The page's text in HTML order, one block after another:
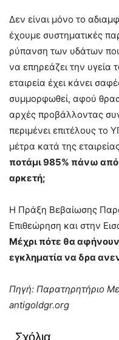
Δεν είναι μόνο το
έχουμε συστηματικές
ρύπανση των υδάτων
να επηρεάζει την υγεία
εταιρεία έχει κάνει
συμμορφωθεί, αφού
αρχές προβάλλοντας
περιμένει επιτέλους το
μέτρα κατά της
ποτάμι 985% πάνω από
αρκετή;
Η Πράξη Βεβαίωσης
Επιθεώρηση και στην
Μέχρι πότε θα
εγκληματία να δρα
Πηγή: Παρατηρητήριο
antigoldgr.org
Σχόλια